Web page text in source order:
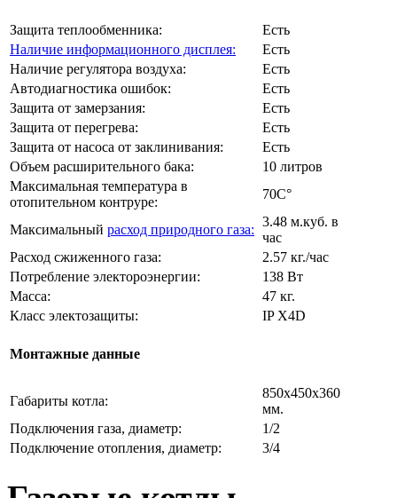
Защита теплообменника:
Есть
Наличие информационного дисплея:
Есть
Наличие регулятора воздуха:
Есть
Автодиагностика ошибок:
Есть
Защита от замерзания:
Есть
Защита от перегрева:
Есть
Защита от насоса от заклинивания:
Есть
Объем расширительного бака:
10 литров
Максимальная температура в
отопительном контруре:
70C°
Максимальный расход природного газа:
3.48 м.куб. в
час
Расход сжиженного газа:
2.57 кг./час
Потребление электороэнергии:
138 Вт
Масса:
47 кг.
Класс электозащиты:
IP X4D
Монтажные данные
Габариты котла:
850х450х360
мм.
Подключения газа, диаметр:
1/2
Подключение отопления, диаметр:
3/4